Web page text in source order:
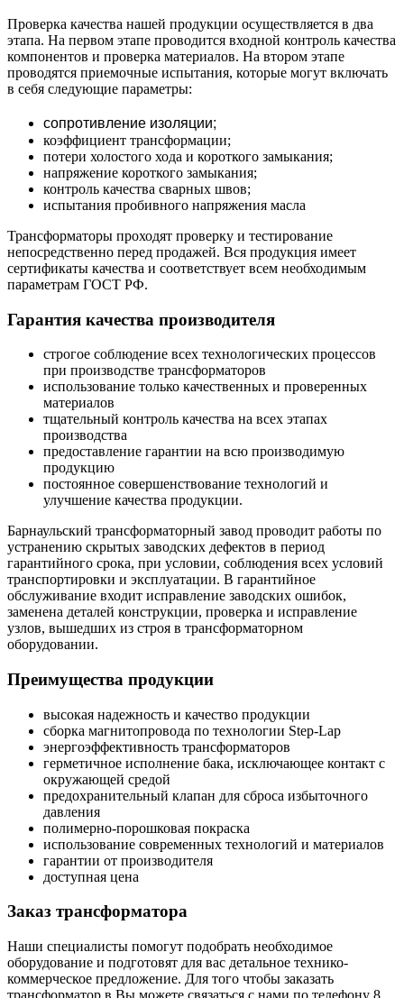
Проверка качества нашей продукции осуществляется в два
этапа. На первом этапе проводится входной контроль качества
компонентов и проверка материалов. На втором этапе
проводятся приемочные испытания, которые могут включать
в себя следующие параметры:
сопротивление изоляции;
коэффициент трансформации;
потери холостого хода и короткого замыкания;
напряжение короткого замыкания;
контроль качества сварных швов;
испытания пробивного напряжения масла
Трансформаторы проходят проверку и тестирование
непосредственно перед продажей. Вся продукция имеет
сертификаты качества и соответствует всем необходимым
параметрам ГОСТ РФ.
Гарантия качества производителя
строгое соблюдение всех технологических процессов
при производстве трансформаторов
использование только качественных и проверенных
материалов
тщательный контроль качества на всех этапах
производства
предоставление гарантии на всю производимую
продукцию
постоянное совершенствование технологий и
улучшение качества продукции.
Барнаульский трансформаторный завод проводит работы по
устранению скрытых заводских дефектов в период
гарантийного срока, при условии, соблюдения всех условий
транспортировки и эксплуатации. В гарантийное
обслуживание входит исправление заводских ошибок,
заменена деталей конструкции, проверка и исправление
узлов, вышедших из строя в трансформаторном
оборудовании.
Преимущества продукции
высокая надежность и качество продукции
сборка магнитопровода по технологии Step-Lap
энергоэффективность трансформаторов
герметичное исполнение бака, исключающее контакт с
окружающей средой
предохранительный клапан для сброса избыточного
давления
полимерно-порошковая покраска
использование современных технологий и материалов
гарантии от производителя
доступная цена
Заказ трансформатора
Наши специалисты помогут подобрать необходимое
оборудование и подготовят для вас детальное технико-
коммерческое предложение. Для того чтобы заказать